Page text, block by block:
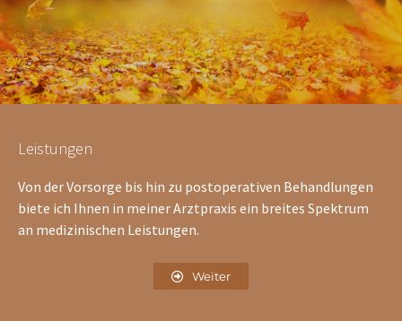
Leistungen
Von der Vorsorge bis hin zu postoperativen Behandlungen
biete ich Ihnen in meiner Arztpraxis ein breites Spektrum
an medizinischen Leistungen.
Weiter